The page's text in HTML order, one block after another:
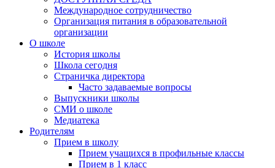
Международное сотрудничество
Организация питания в образовательной
организации
О школе
История школы
Школа сегодня
Страничка директора
Часто задаваемые вопросы
Выпускники школы
СМИ о школе
Медиатека
Родителям
Прием в школу
Прием учащихся в профильные классы
Прием в 1 класс